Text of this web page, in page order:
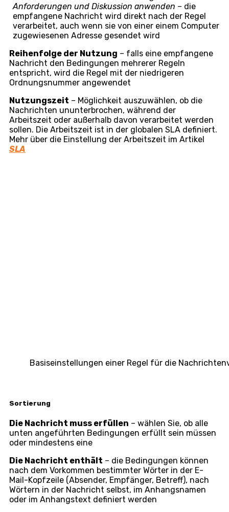
Anforderungen und Diskussion anwenden – die
empfangene Nachricht wird direkt nach der Regel
verarbeitet, auch wenn sie von einer einem Computer
zugewiesenen Adresse gesendet wird
Reihenfolge der Nutzung – falls eine empfangene
Nachricht den Bedingungen mehrerer Regeln
entspricht, wird die Regel mit der niedrigeren
Ordnungsnummer angewendet
Nutzungszeit – Möglichkeit auszuwählen, ob die
Nachrichten ununterbrochen, während der
Arbeitszeit oder außerhalb davon verarbeitet werden
sollen. Die Arbeitszeit ist in der globalen SLA definiert.
Mehr über die Einstellung der Arbeitszeit im Artikel
SLA
Basiseinstellungen einer Regel für die
Sortierung
Die Nachricht muss erfüllen – wählen Sie, ob alle
unten angeführten Bedingungen erfüllt sein müssen
oder mindestens eine
Die Nachricht enthält – die Bedingungen können
nach dem Vorkommen bestimmter Wörter in der E-
Mail-Kopfzeile (Absender, Empfänger, Betreff), nach
Wörtern in der Nachricht selbst, im Anhangsnamen
oder im Anhangstext definiert werden